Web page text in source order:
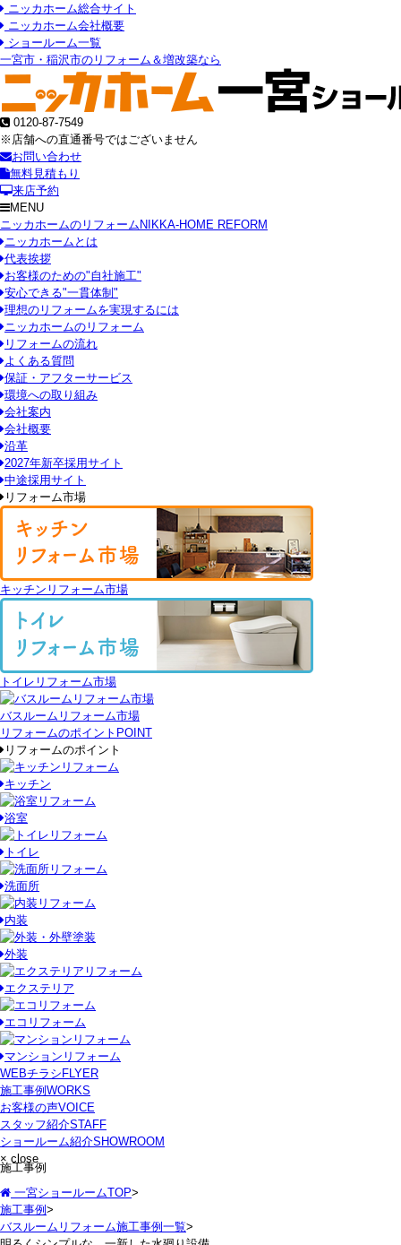
ニッカホーム総合サイト
ニッカホーム会社概要
ショールーム一覧
一宮市・稲沢市のリフォーム＆増改築なら
0120-87-7549
※店舗への直通番号ではございません
お問い合わせ
無料見積もり
来店予約
MENU
ニッカホームのリフォーム NIKKA-HOME REFORM
ニッカホームとは
代表挨拶
お客様のための"自社施工"
安心できる"一貫体制"
理想のリフォームを実現するには
ニッカホームのリフォーム
リフォームの流れ
よくある質問
保証・アフターサービス
環境への取り組み
会社案内
会社概要
沿革
2027年新卒採用サイト
中途採用サイト
リフォーム市場
キッチンリフォーム市場
トイレリフォーム市場
バスルームリフォーム市場
リフォームのポイント POINT
リフォームのポイント
キッチン
浴室
トイレ
洗面所
内装
外装
エクステリア
エコリフォーム
マンションリフォーム
WEBチラシ FLYER
施工事例 WORKS
お客様の声VOICE
スタッフ紹介STAFF
ショールーム紹介SHOWROOM
× close
施工事例
一宮ショールームTOP>
施工事例 >
バスルームリフォーム施工事例一覧>